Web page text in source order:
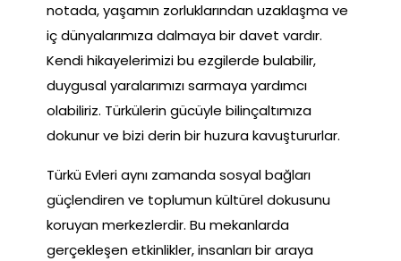
notada, yaşamın zorluklarından uzaklaşma ve
iç dünyalarımıza dalmaya bir davet vardır.
Kendi hikayelerimizi bu ezgilerde bulabilir,
duygusal yaralarımızı sarmaya yardımcı
olabiliriz. Türkülerin gücüyle bilinçaltımıza
dokunur ve bizi derin bir huzura kavuştururlar.
Türkü Evleri aynı zamanda sosyal bağları
güçlendiren ve toplumun kültürel dokusunu
koruyan merkezlerdir. Bu mekanlarda
gerçekleşen etkinlikler, insanları bir araya